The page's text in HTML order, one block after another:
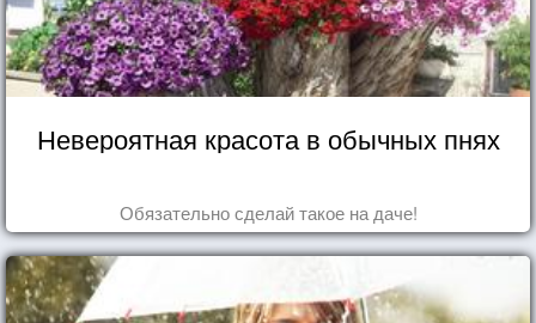
Невероятная красота в обычных пнях
Обязательно сделай такое на даче!